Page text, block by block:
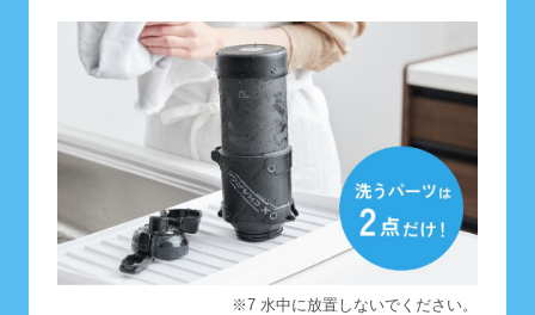
※7 水中に放置しないでください。